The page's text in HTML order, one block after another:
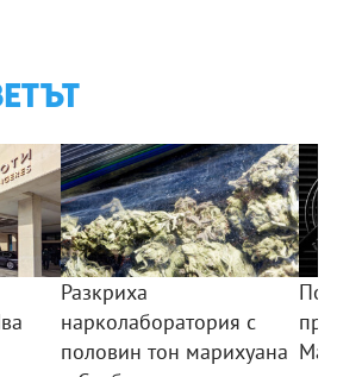
Разкриха
нарколаборатория с
половин тон марихуана